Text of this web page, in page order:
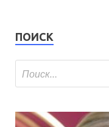
ПОИСК